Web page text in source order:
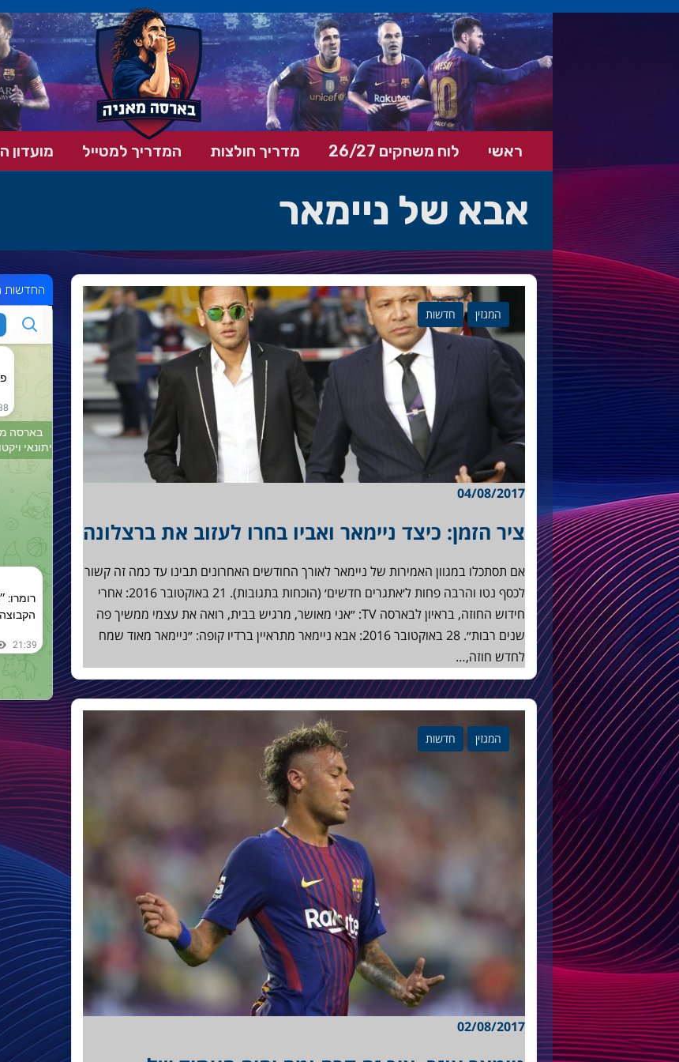
ראשי לוח משחקים 26/27 מדריך חולצות המדריך למטייל מועדון
אבא של ניימאר
המגזין חדשות
04/08/2017
ציר הזמן: כיצד ניימאר ואביו בחרו לעזוב את ברצלונה
אם תסתכלו במגוון האמירות של ניימאר לאורך החודשים האחרונים תבינו עד כמה זה קשור
לכסף נטו והרבה פחות ל׳אתגרים חדשים׳ (הוכחות בתגובות). 21 באוקטובר 2016: אחרי
חידוש החוזה, בראיון לבארסה TV: ״אני מאושר, מרגיש בבית, רואה את עצמי ממשיך פה
שנים רבות״. 28 באוקטובר 2016: אבא ניימאר מתראיין ברדיו קופה: ״ניימאר מאוד שמח
לחדש חוזה,…
המגזין חדשות
02/08/2017
החדשות